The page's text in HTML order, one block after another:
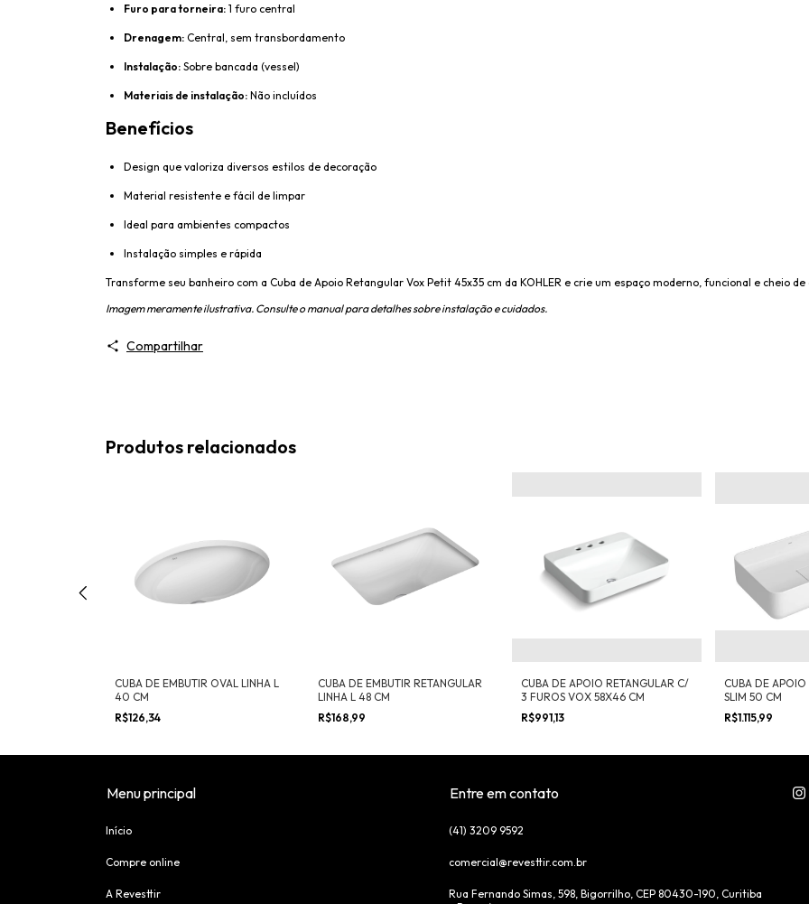
Furo para torneira: 1 furo central
Drenagem: Central, sem transbordamento
Instalação: Sobre bancada (vessel)
Materiais de instalação: Não incluídos
Benefícios
Design que valoriza diversos estilos de decoração
Material resistente e fácil de limpar
Ideal para ambientes compactos
Instalação simples e rápida
Transforme seu banheiro com a Cuba de Apoio Retangular Vox Petit 45x35 cm da KOHLER e crie um espaço moderno, funcional e cheio de
Imagem meramente ilustrativa. Consulte o manual para detalhes sobre instalação e cuidados.
Compartilhar
Produtos relacionados
CUBA DE EMBUTIR OVAL LINHA L
40 CM
R$126,34
CUBA DE EMBUTIR RETANGULAR
LINHA L 48 CM
R$168,99
CUBA DE APOIO RETANGULAR C/
3 FUROS VOX 58X46 CM
R$991,13
CUBA DE APOIO
SLIM 50 CM
R$1.115,99
Menu principal
Início
Compre online
A Revesttir
Entre em contato
(41) 3209 9592
comercial@revesttir.com.br
Rua Fernando Simas, 598, Bigorrilho, CEP 80430-190, Curitiba